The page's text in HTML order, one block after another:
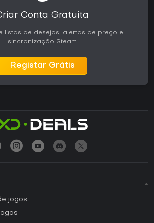
Conta Gratuita
listas de desejos, alertas de preço e
sincronização Steam
Registar Grátis
jogos